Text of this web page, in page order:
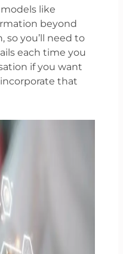
like
beyond
so you’ll need to
each time you
if you want
that